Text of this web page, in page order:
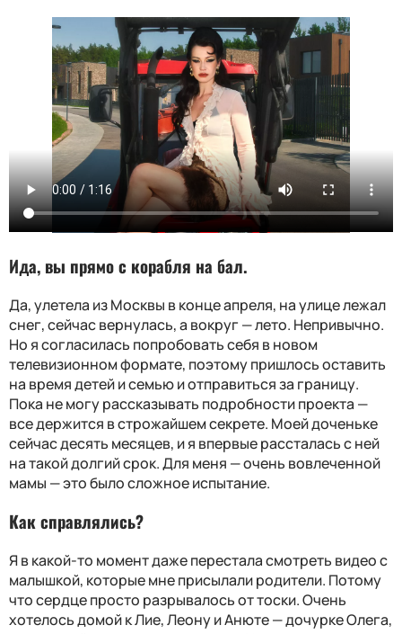
Ида, вы прямо с корабля на бал.
Да, улетела из Москвы в конце апреля, на улице лежал
снег, сейчас вернулась, а вокруг — лето. Непривычно.
Но я согласилась попробовать себя в новом
телевизионном формате, поэтому пришлось оставить
на время детей и семью и отправиться за границу.
Пока не могу рассказывать подробности проекта —
все держится в строжайшем секрете. Моей доченьке
сейчас десять месяцев, и я впервые рассталась с ней
на такой долгий срок. Для меня — очень вовлеченной
мамы — это было сложное испытание.
Как справлялись?
Я в какой-то момент даже перестала смотреть видео с
малышкой, которые мне присылали родители. Потому
что сердце просто разрывалось от тоски. Очень
хотелось домой к Лие, Леону и Анюте — дочурке Олега,